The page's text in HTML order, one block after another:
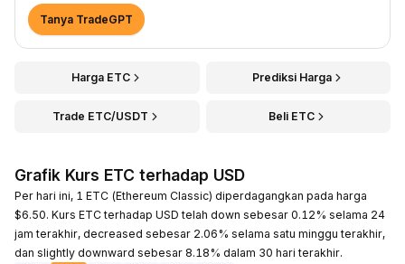
Tanya TradeGPT
Harga ETC Prediksi Harga
Trade ETC/USDT Beli ETC
Grafik Kurs ETC terhadap USD
Per hari ini, 1 ETC (Ethereum Classic) diperdagangkan pada harga
$6.50. Kurs ETC terhadap USD telah down sebesar 0.12% selama 24
jam terakhir, decreased sebesar 2.06% selama satu minggu terakhir,
dan slightly downward sebesar 8.18% dalam 30 hari terakhir.